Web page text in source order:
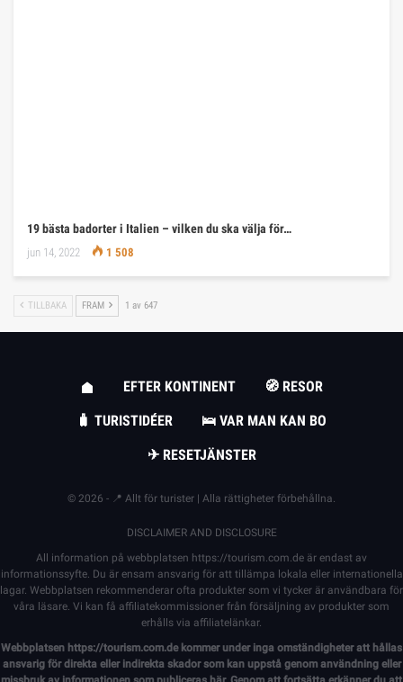
19 bästa badorter i Italien – vilken du ska välja för…
jun 14, 2022 1 508
TILLBAKA FRAM 1 av 647
EFTER KONTINENT
🧭 RESOR
🧳 TURISTIDÉER
🛌 VAR MAN KAN BO
✈ RESETJÄNSTER
© 2026 - 📍 Allt för turister | Alla rättigheter förbehållna.
DISCLAIMER AND DISCLOSURE
All information på webbplatsen https://tourism.com.de är endast av
informationssyfte. Du är ensam ansvarig för att tillämpa lokala eller internationella
lagar. Webbplatsen rekommenderar ofta produkter som vi tycker är användbara för
våra läsare. Vi kan få affiliatekommissioner från försäljning av produkter som
erhålls via affiliatelänkar.
Webbplatsen https://tourism.com.dekommer under inga omständigheter att hållas
ansvarig för direkta eller indirekta skador som kan uppstå genom användning eller